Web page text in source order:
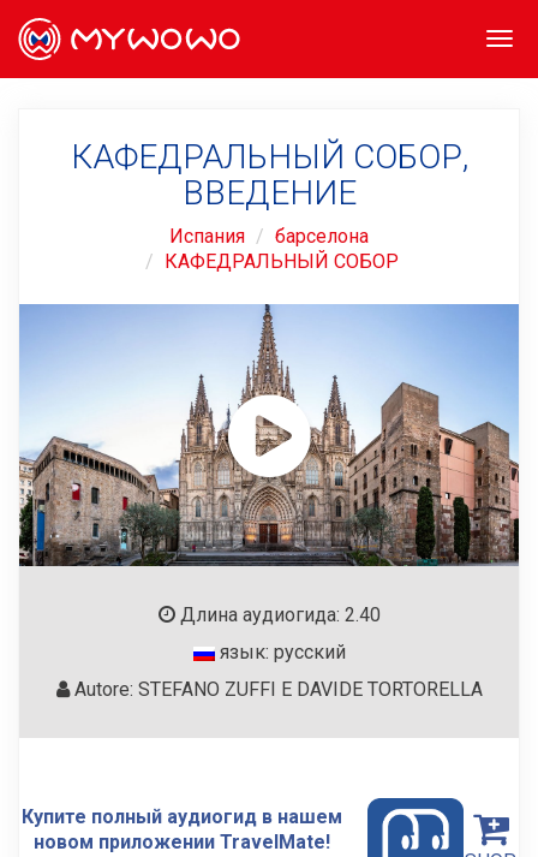
КАФЕДРАЛЬНЫЙ СОБОР,
ВВЕДЕНИЕ
Испания
барселона
КАФЕДРАЛЬНЫЙ СОБОР
Длина аудиогида: 2.40
язык: русский
Autore: STEFANO ZUFFI E DAVIDE TORTORELLA
Купите полный аудиогид в нашем
новом приложении TravelMate!